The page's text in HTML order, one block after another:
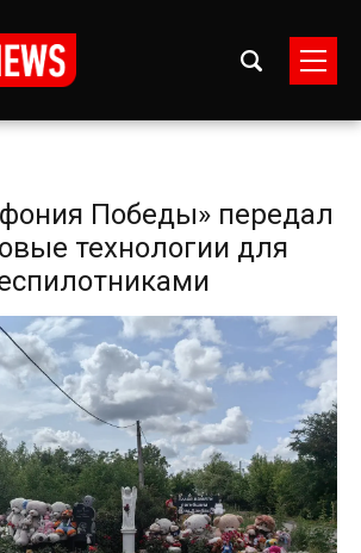
Победы» передал
технологии для